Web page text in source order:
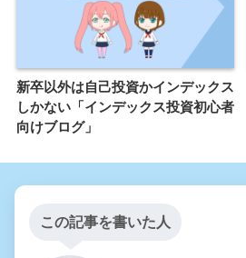
新卒以外は自己投資かインデックス
しかない「インデックス投資初心者
向けブログ」
この記事を書いた人